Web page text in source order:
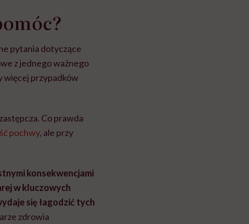
pytania dotyczące
z jednego ważnego
więcej przypadków
Co prawda
pochwy, ale przy
konsekwencjami
w kluczowych
się łagodzić tych
zdrowia